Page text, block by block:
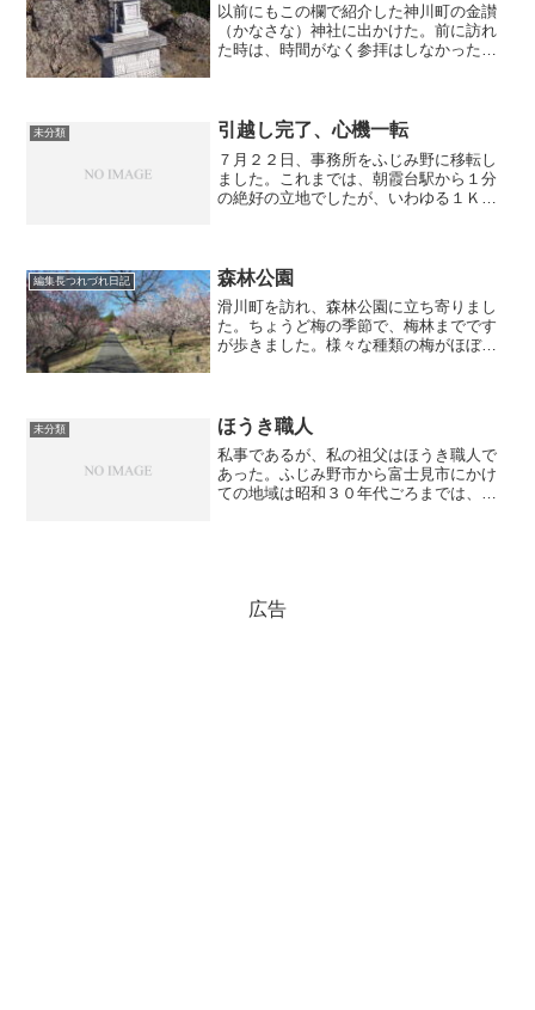
以前にもこの欄で紹介した神川町の金讃
（かなさな）神社に出かけた。前に訪れ
た時は、時間がなく参拝はしなかった
と、流れる渓流沿いに音。２...
未分類 引越し完了、心機一転
７月２２日、事務所をふじみ野に移転し
ました。これまでは、朝霞台駅から１分
の絶好の立地でしたが、いわゆる１Ｋで
まではふじみ野-朝霞台の...
編集長つれづれ日記 森林公園
滑川町を訪れ、森林公園に立ち寄りまし
た。ちょうど梅の季節で、梅林までです
が歩きました。様々な種類の梅がほぼ満
す。関係者の皆様の努力に頭...
未分類 ほうき職人
私事であるが、私の祖父はほうき職人で
あった。ふじみ野市から富士見市にかけ
ての地域は昭和３０年代ごろまでは、ほ
広告